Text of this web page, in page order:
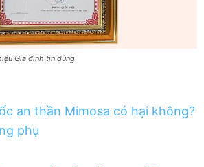
Gia đình tin dùng
an thần Mimosa có hại không?
phụ